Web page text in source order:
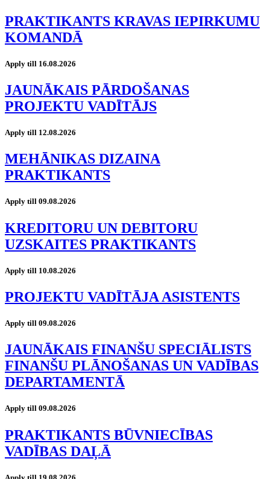
PRAKTIKANTS KRAVAS IEPIRKUMU
KOMANDĀ
Apply till 16.08.2026
JAUNĀKAIS PĀRDOŠANAS
PROJEKTU VADĪTĀJS
Apply till 12.08.2026
MEHĀNIKAS DIZAINA
PRAKTIKANTS
Apply till 09.08.2026
KREDITORU UN DEBITORU
UZSKAITES PRAKTIKANTS
Apply till 10.08.2026
PROJEKTU VADĪTĀJA ASISTENTS
Apply till 09.08.2026
JAUNĀKAIS FINANŠU SPECIĀLISTS
FINANŠU PLĀNOŠANAS UN VADĪBAS
DEPARTAMENTĀ
Apply till 09.08.2026
PRAKTIKANTS BŪVNIECĪBAS
VADĪBAS DAĻĀ